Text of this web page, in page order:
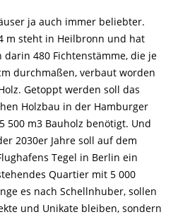
ja auch immer beliebter.
m steht in Heilbronn und hat
darin 480 Fichtenstämme, die je
durchmaßen, verbaut worden
Getoppt werden soll das
Holzbau in der Hamburger
500 m3 Bauholz benötigt. Und
2030er Jahre soll auf dem
Tegel in Berlin ein
Quartier mit 5 000
es nach Schellnhuber, sollen
und Unikate bleiben, sondern